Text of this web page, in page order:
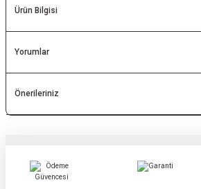
Ürün Bilgisi
Yorumlar
Önerileriniz